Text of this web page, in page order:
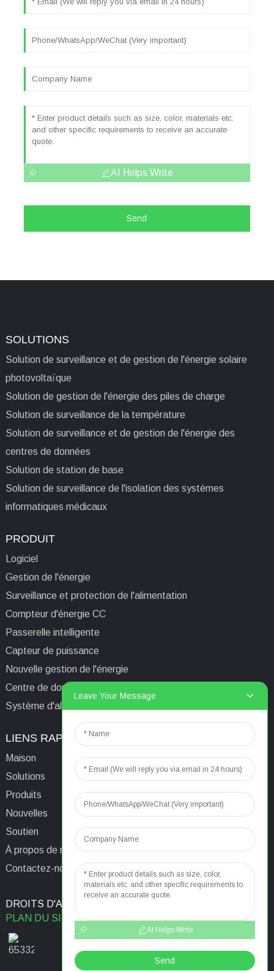
AI Helps Write
Send
SOLUTIONS
Solution de surveillance et de gestion de l'énergie solaire
photovoltaïque
Solution de gestion de l'énergie des piles de charge
Solution de surveillance de la température
Solution de surveillance et de gestion de l'énergie des
centres de données
Solution de station de base
Solution de surveillance de l'isolation des systèmes
informatiques médicaux
PRODUIT
Logiciel
Gestion de l'énergie
Surveillance et protection de l'alimentation
Compteur d'énergie CC
Passerelle intelligente
Capteur de puissance
Nouvelle gestion de l'énergie
Centre de données/Tour/Station de base
Système d'alimentation isolé informatique médical
LIENS RAPIDES
Maison
Solutions
Produits
Nouvelles
Soutien
À propos de nous
Contactez-nous
Tél.+86 13641976142
Adresse : No. 253 Yulv
Shanghai, Chine, 201801
DROITS D'AUTEUR © 2024
PLAN DU SITE
MEILLEUR BLOG
Leave Your Message
AI Helps Write
Send